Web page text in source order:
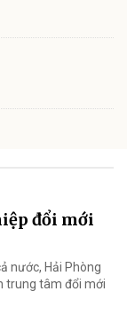
đổi mới
nước, Hải Phòng
trung tâm đổi mới